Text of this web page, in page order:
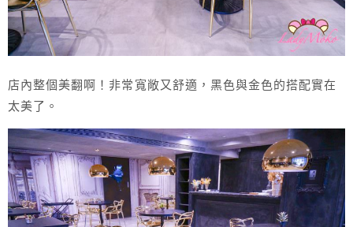
店內整個美翻啊！非常寬敞又舒適，黑色與金色的搭配實在
太美了。